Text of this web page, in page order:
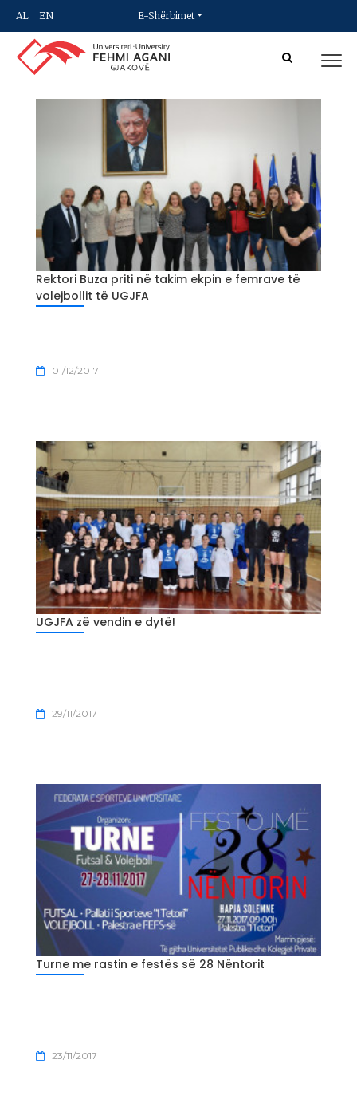
AL EN E-Shërbimet
Rektori Buza priti në takim ekpin e femrave të
volejbollit të UGJFA
01/12/2017
UGJFA zë vendin e dytë!
29/11/2017
Turne me rastin e festës së 28 Nëntorit
23/11/2017